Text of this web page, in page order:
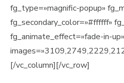
fg_type=»magnific-popup»
fg_secondary_color=»#ffffff»
fg_animate_effect=»fade-in-up»
[/vc_column][/vc_row]